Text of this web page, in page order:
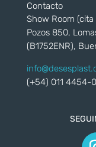
Contacto
Show Room (cita
Pozos 850,
(B1752ENR),
(+54) 011 4454-